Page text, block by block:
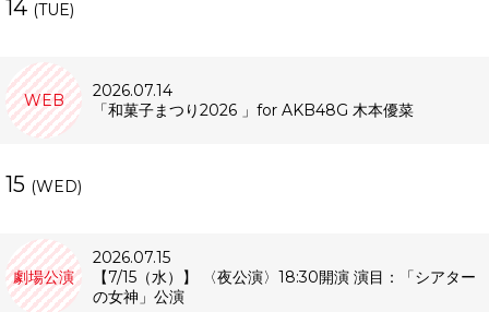
14 (TUE)
WEB
2026.07.14
「和菓子まつり2026 」for AKB48G 木本優菜
15 (WED)
劇場公演
2026.07.15
【7/15（水）】 〈夜公演〉18:30開演 演目：「シアター
の女神」公演